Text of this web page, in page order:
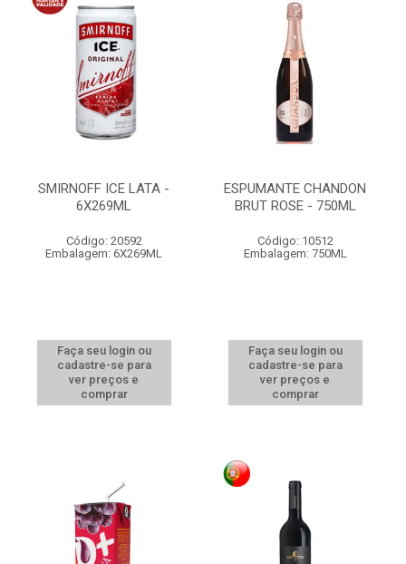
SMIRNOFF ICE LATA -
6X269ML
Código: 20592
Embalagem: 6X269ML
Faça seu login ou
cadastre-se para
ver preços e
comprar
ESPUMANTE CHANDON
BRUT ROSE - 750ML
Código: 10512
Embalagem: 750ML
Faça seu login ou
cadastre-se para
ver preços e
comprar